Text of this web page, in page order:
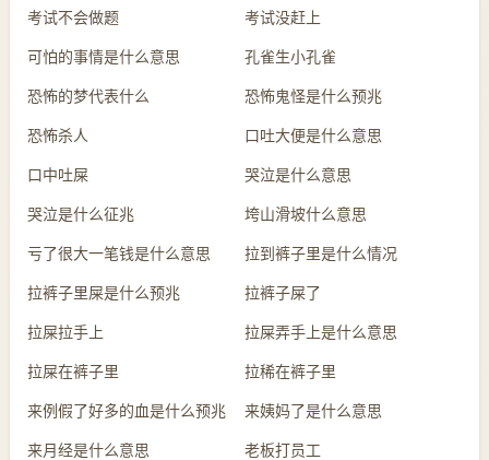
考试不会做题 考试没赶上
可怕的事情是什么意思 孔雀生小孔雀
恐怖的梦代表什么 恐怖鬼怪是什么预兆
恐怖杀人 口吐大便是什么意思
口中吐屎 哭泣是什么意思
哭泣是什么征兆 垮山滑坡什么意思
亏了很大一笔钱是什么意思 拉到裤子里是什么情况
拉裤子里屎是什么预兆 拉裤子屎了
拉屎拉手上 拉屎弄手上是什么意思
拉屎在裤子里 拉稀在裤子里
来例假了好多的血是什么预兆 来姨妈了是什么意思
来月经是什么意思 老板打员工